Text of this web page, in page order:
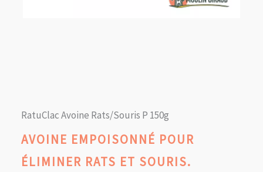
RatuClac Avoine Rats/Souris P 150g
AVOINE EMPOISONNÉ POUR
ÉLIMINER RATS ET SOURIS.